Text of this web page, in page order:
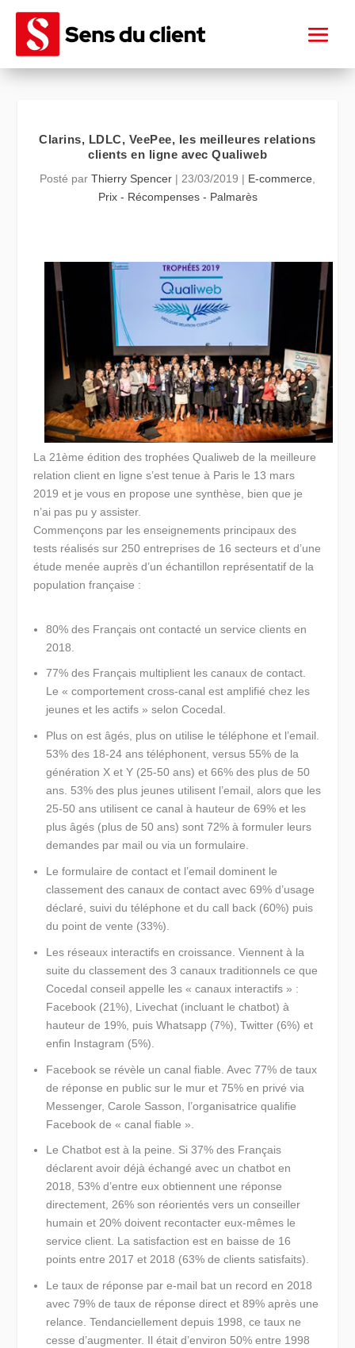
Clarins, LDLC, VeePee, les meilleures relations
clients en ligne avec Qualiweb
Posté par Thierry Spencer | 23/03/2019 | E-commerce
Prix - Récompenses - Palmarès
La 21ème édition des trophées Qualiweb de la meilleure
relation client en ligne s’est tenue à Paris le 13 mars
2019 et je vous en propose une synthèse, bien que je
n’ai pas pu y assister.
Commençons par les enseignements principaux des
tests réalisés sur 250 entreprises de 16 secteurs et d’une
étude menée auprès d’un échantillon représentatif de la
population française :
80% des Français ont contacté un service clients en
2018.
77% des Français multiplient les canaux de contact.
Le « comportement cross-canal est amplifié chez les
jeunes et les actifs » selon Cocedal.
Plus on est âgés, plus on utilise le téléphone et l’email.
53% des 18-24 ans téléphonent, versus 55% de la
génération X et Y (25-50 ans) et 66% des plus de 50
ans. 53% des plus jeunes utilisent l’email, alors que les
25-50 ans utilisent ce canal à hauteur de 69% et les
plus âgés (plus de 50 ans) sont 72% à formuler leurs
demandes par mail ou via un formulaire.
Le formulaire de contact et l’email dominent le
classement des canaux de contactavec 69% d’usage
déclaré, suivi du téléphone et du call back (60%) puis
du point de vente (33%).
Les réseaux interactifs en croissance.Viennent à la
suite du classement des 3 canaux traditionnels ce que
Cocedal conseil appelle les « canaux interactifs » :
Facebook (21%), Livechat (incluant le chatbot) à
hauteur de 19%, puis Whatsapp (7%), Twitter (6%) et
enfin Instagram (5%).
Facebook se révèle un canal fiable. Avec 77% de taux
de réponse en public sur le mur et 75% en privé via
Messenger, Carole Sasson, l’organisatrice qualifie
Facebook de « canal fiable ».
Le Chatbot est à la peine. Si 37% des Français
déclarent avoir déjà échangé avec un chatbot en
2018, 53% d’entre eux obtiennent une réponse
directement, 26% son réorientés vers un conseiller
humain et 20% doivent recontacter eux-mêmes le
service client. La satisfaction est en baisse de 16
points entre 2017 et 2018 (63% de clients satisfaits).
Le taux de réponse par e-mail bat un record en 2018
avec 79% de taux de réponse direct et 89% après une
relance. Tendanciellement depuis 1998, ce taux ne
cesse d’augmenter. Il était d’environ 50% entre 1998